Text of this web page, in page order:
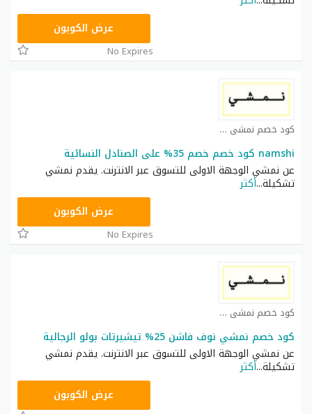
TRSS148عرض الكوبون
No Expires
كود خصم نمشي كوبون
namshi كود خصم خصم 35% على الصنادل النسائية
عن نمشي الوجهة الاولى للتسوق عبر الانترنت. يقدم نمشي
تشكيلة...أكثر
TRSS148عرض الكوبون
No Expires
كود خصم نمشي كوبون
كود خصم نمشي نوف فاشن 25% تيشيرتات بولو الرجالية
عن نمشي الوجهة الاولى للتسوق عبر الانترنت. يقدم نمشي
تشكيلة...أكثر
TRSS148عرض الكوبون